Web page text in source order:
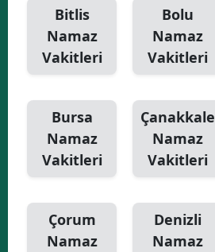
Bitlis
Namaz
Vakitleri
Bolu
Namaz
Vakitleri
Bursa
Namaz
Vakitleri
Çanakkale
Namaz
Vakitleri
Çorum
Namaz
Denizli
Namaz